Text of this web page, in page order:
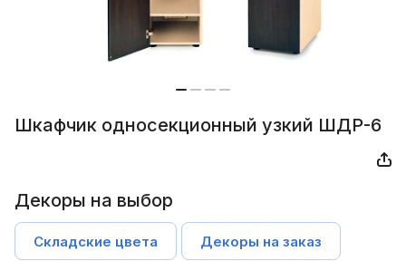
Шкафчик односекционный узкий ШДР-6
Декоры на выбор
Складские цвета Декоры на заказ